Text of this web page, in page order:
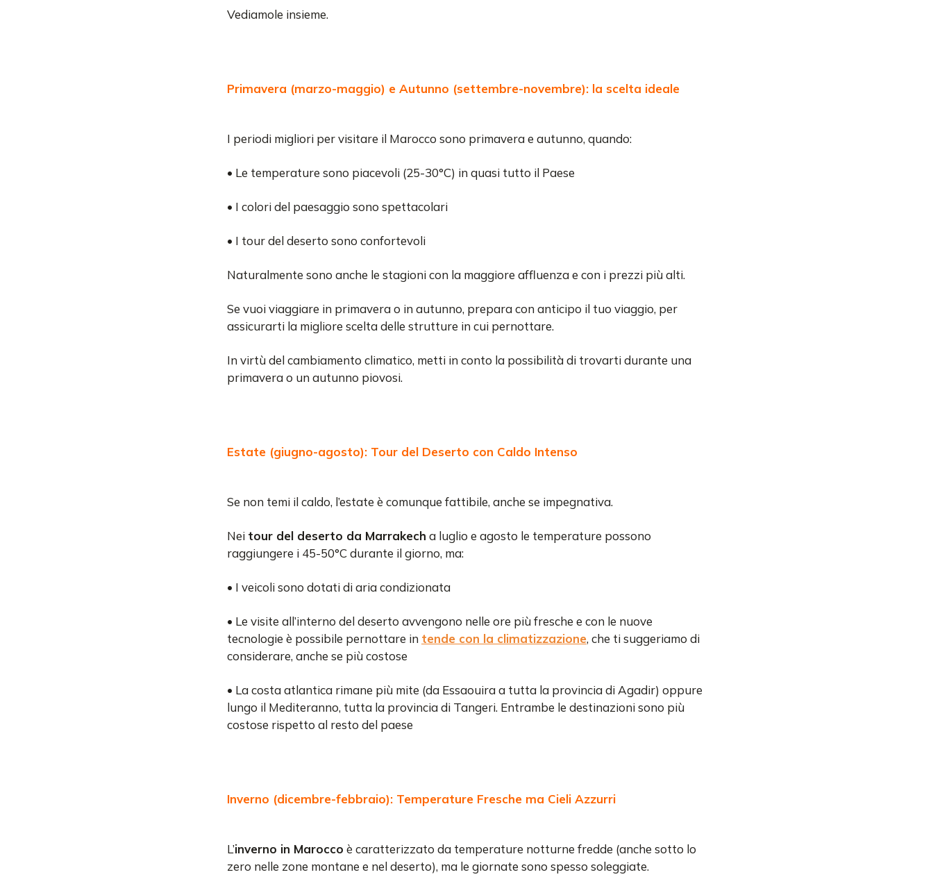
Vediamole insieme.
Primavera (marzo-maggio) e Autunno (settembre-novembre): la scelta ideale
I periodi migliori per visitare il Marocco sono primavera e autunno, quando:
• Le temperature sono piacevoli (25-30°C) in quasi tutto il Paese
• I colori del paesaggio sono spettacolari
• I tour del deserto sono confortevoli
Naturalmente sono anche le stagioni con la maggiore affluenza e con i prezzi più alti.
Se vuoi viaggiare in primavera o in autunno, prepara con anticipo il tuo viaggio, per
assicurarti la migliore scelta delle strutture in cui pernottare.
In virtù del cambiamento climatico, metti in conto la possibilità di trovarti durante una
primavera o un autunno piovosi.
Estate (giugno-agosto): Tour del Deserto con Caldo Intenso
Se non temi il caldo, l’estate è comunque fattibile, anche se impegnativa.
Nei tour del deserto da Marrakech a luglio e agosto le temperature possono
raggiungere i 45-50°C durante il giorno, ma:
• I veicoli sono dotati di aria condizionata
• Le visite all’interno del deserto avvengono nelle ore più fresche e con le nuove
tecnologie è possibile pernottare in tende con la climatizzazione, che ti suggeriamo di
considerare, anche se più costose
• La costa atlantica rimane più mite (da Essaouira a tutta la provincia di Agadir) oppure
lungo il Mediteranno, tutta la provincia di Tangeri. Entrambe le destinazioni sono più
costose rispetto al resto del paese
Inverno (dicembre-febbraio): Temperature Fresche ma Cieli Azzurri
L’inverno in Marocco è caratterizzato da temperature notturne fredde (anche sotto lo
zero nelle zone montane e nel deserto), ma le giornate sono spesso soleggiate.